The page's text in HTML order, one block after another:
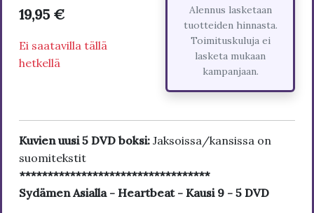
19,95 €
Ei saatavilla tällä
hetkellä
Alennus lasketaan
tuotteiden hinnasta.
Toimituskuluja ei
lasketa mukaan
kampanjaan.
Kuvien uusi 5 DVD boksi: Jaksoissa/kansissa on
suomitekstit
**********************************
Sydämen Asialla - Heartbeat - Kausi 9 - 5 DVD